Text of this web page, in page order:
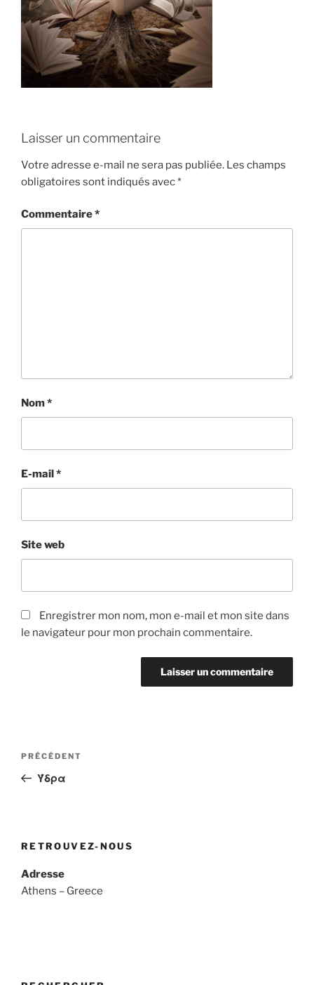
Laisser un commentaire
Votre adresse e-mail ne sera pas publiée. Les champs
obligatoires sont indiqués avec*
Commentaire*
Nom*
E-mail*
Site web
Enregistrer mon nom, mon e-mail et mon site dans
le navigateur pour mon prochain commentaire.
Navigation
l’article
Article
précédent
PRÉCÉDENT
Ύδρα
RETROUVEZ-NOUS
Adresse
Athens – Greece